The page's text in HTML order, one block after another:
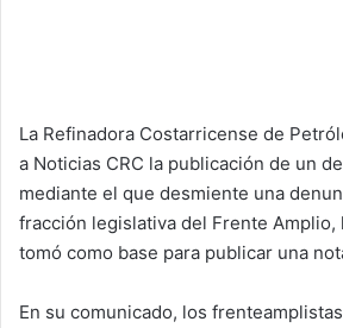
La Refinadora Costarricense de
a Noticias CRC la publicación de un
mediante el que desmiente una
fracción legislativa del Frente Amplio,
tomó como base para publicar una
En su comunicado, los